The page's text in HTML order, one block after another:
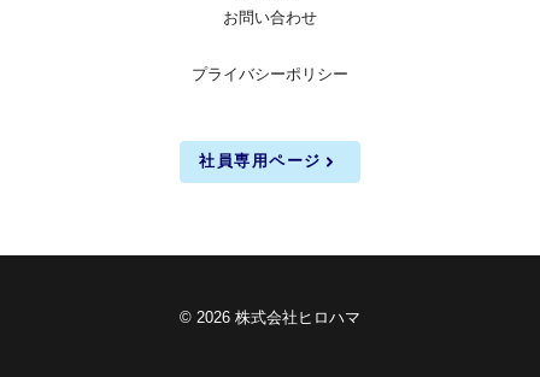
お問い合わせ
プライバシーポリシー
社員専用ページ
© 2026 株式会社ヒロハマ